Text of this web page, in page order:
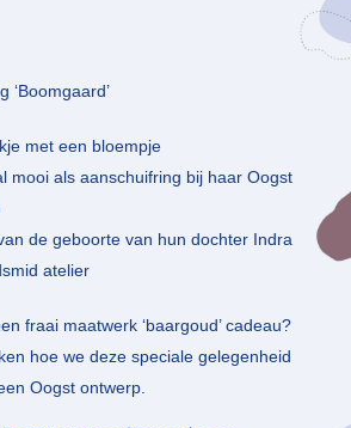
‘Boomgaard’
met een bloempje
mooi als aanschuifring bij haar Oogst
de geboorte van hun dochter Indra
atelier
fraai maatwerk ‘baargoud’ cadeau?
hoe we deze speciale gelegenheid
Oogst ontwerp.